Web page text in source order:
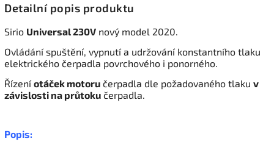
Detailní popis produktu
Sirio Universal 230V nový model 2020.
Ovládání spuštění, vypnutí a udržování konstantního tlaku
elektrického čerpadla povrchového i ponorného.
Řízeníotáček motoru čerpadla dle požadovaného tlaku v
závislosti na průtoku čerpadla.
Popis: